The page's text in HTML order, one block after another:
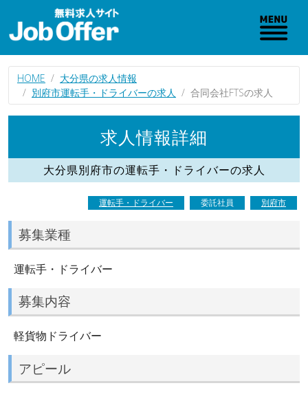
HOME
大分県の求人情報
別府市運転手・ドライバーの求人
合同会社FTSの求人
求人情報詳細
大分県別府市の運転手・ドライバーの求人
運転手・ドライバー 委託社員 別府市
募集業種
運転手・ドライバー
募集内容
軽貨物ドライバー
アピール